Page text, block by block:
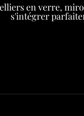
en verre,
s'intégrer